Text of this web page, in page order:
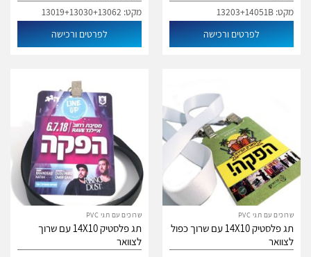
מקט: 13203+14051B
לפרטים ורכישה
מקט: 13019+13030+13062
לפרטים ורכישה
שרוכים עם תגי PVC
תג פלסטיק 14X10 עם שרוך כפול
לצוואר
שרוכים עם תגי PVC
תג פלסטיק 14X10 עם שרוך
לצוואר